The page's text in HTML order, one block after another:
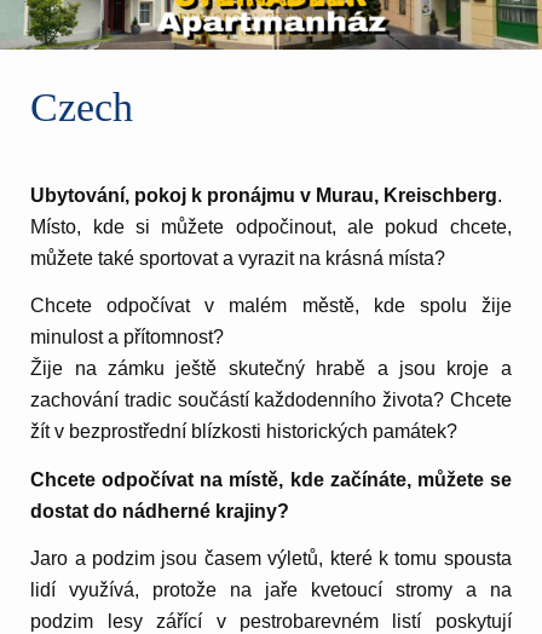
Czech
Ubytování, pokoj k pronájmu v Murau, Kreischberg.
Místo, kde si můžete odpočinout, ale pokud chcete,
můžete také sportovat a vyrazit na krásná místa?
Chcete odpočívat v malém městě, kde spolu žije
minulost a přítomnost?
Žije na zámku ještě skutečný hrabě a jsou kroje a
zachování tradic součástí každodenního života? Chcete
žít v bezprostřední blízkosti historických památek?
Chcete odpočívat na místě, kde začínáte, můžete se
dostat do nádherné krajiny?
Jaro a podzim jsou časem výletů, které k tomu spousta
lidí využívá, protože na jaře kvetoucí stromy a na
podzim lesy zářící v pestrobarevném listí poskytují